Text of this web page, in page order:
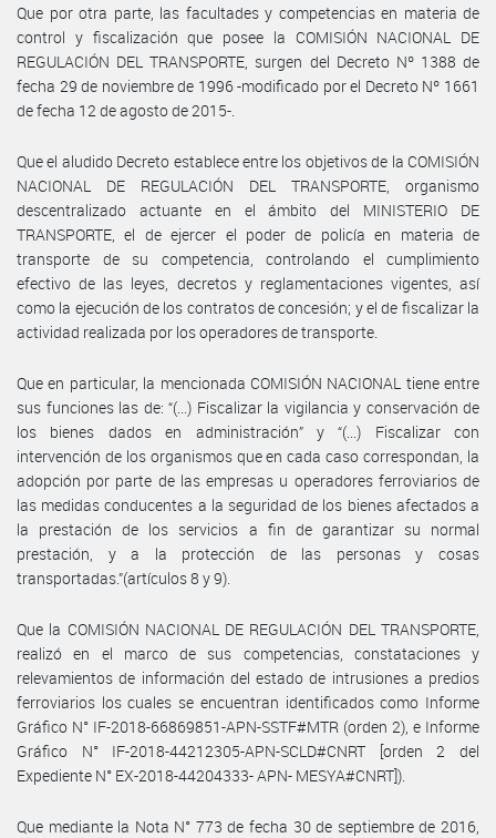
Que por otra parte, las facultades y competencias en materia de
control y fiscalización que posee la COMISIÓN NACIONAL DE
REGULACIÓN DEL TRANSPORTE, surgen del Decreto Nº 1388 de
fecha 29 de noviembre de 1996 -modificado por el Decreto Nº 1661
de fecha 12 de agosto de 2015-.
Que el aludido Decreto establece entre los objetivos de la COMISIÓN
NACIONAL DE REGULACIÓN DEL TRANSPORTE, organismo
descentralizado actuante en el ámbito del MINISTERIO DE
TRANSPORTE, el de ejercer el poder de policía en materia de
transporte de su competencia, controlando el cumplimiento
efectivo de las leyes, decretos y reglamentaciones vigentes, así
como la ejecución de los contratos de concesión; y el de fiscalizar la
actividad realizada por los operadores de transporte.
Que en particular, la mencionada COMISIÓN NACIONAL tiene entre
sus funciones las de: “(...) Fiscalizar la vigilancia y conservación de
los bienes dados en administración” y “(...) Fiscalizar con
intervención de los organismos que en cada caso correspondan, la
adopción por parte de las empresas u operadores ferroviarios de
las medidas conducentes a la seguridad de los bienes afectados a
la prestación de los servicios a fin de garantizar su normal
prestación, y a la protección de las personas y cosas
transportadas.”(artículos 8 y 9).
Que la COMISIÓN NACIONAL DE REGULACIÓN DEL TRANSPORTE,
realizó en el marco de sus competencias, constataciones y
relevamientos de información del estado de intrusiones a predios
ferroviarios los cuales se encuentran identificados como Informe
Gráfico N° IF-2018-66869851-APN-SSTF#MTR (orden 2), e Informe
Gráfico N° IF-2018-44212305-APN-SCLD#CNRT [orden 2 del
Expediente N° EX-2018-44204333- APN- MESYA#CNRT]).
Que mediante la Nota N° 773 de fecha 30 de septiembre de 2016,